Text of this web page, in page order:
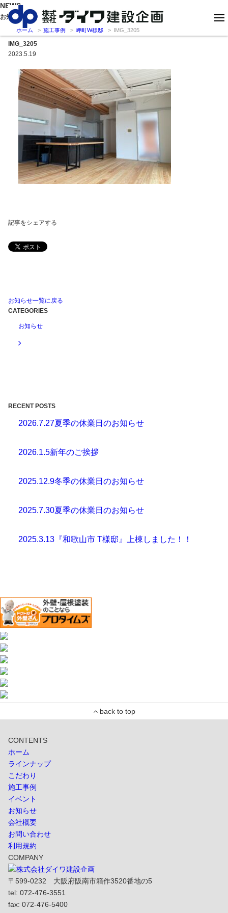
NEWS
お知らせ
ホーム 施工事例 岬町W様邸 IMG_3205
IMG_3205
2023.5.19
記事をシェアする
お知らせ一覧に戻る
CATEGORIES
お知らせ
RECENT POSTS
2026.7.27夏季の休業日のお知らせ
2026.1.5新年のご挨拶
2025.12.9冬季の休業日のお知らせ
2025.7.30夏季の休業日のお知らせ
2025.3.13 『和歌山市 T様邸』上棟しました！！
CONTENTS
ホーム
ラインナップ
こだわり
施工事例
イベント
お知らせ
会社概要
お問い合わせ
利用規約
COMPANY
〒599-0232 大阪府阪南市箱作3520番地の5
tel: 072-476-3551
fax: 072-476-5400